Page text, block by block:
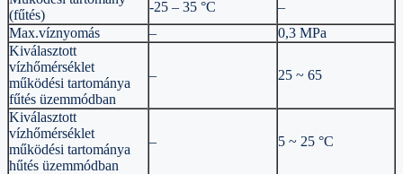
(fűtés)
-25 – 35 °C
–
Max.víznyomás
–
0,3 MPa
Kiválasztott
vízhőmérséklet
működési tartománya
fűtés üzemmódban
– 25 ~ 65
Kiválasztott
vízhőmérséklet
működési tartománya
hűtés üzemmódban
– 5 ~ 25 °C